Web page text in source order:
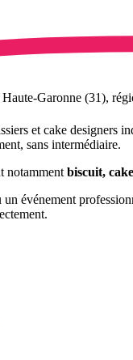
Haute-Garonne (31),
et cake designers
sans intermédiaire.
notamment biscuit,
événement